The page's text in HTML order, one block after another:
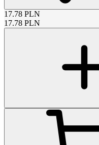
17.78 PLN
17.78 PLN